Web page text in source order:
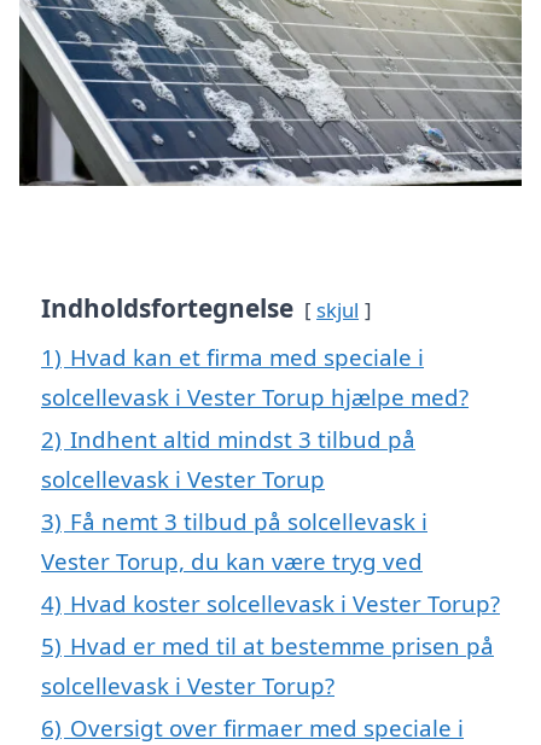
Indholdsfortegnelse skjul
1) Hvad kan et firma med speciale i
solcellevask i Vester Torup hjælpe med?
2) Indhent altid mindst 3 tilbud på
solcellevask i Vester Torup
3) Få nemt 3 tilbud på solcellevask i
Vester Torup, du kan være tryg ved
4) Hvad koster solcellevask i Vester Torup?
5) Hvad er med til at bestemme prisen på
solcellevask i Vester Torup?
6) Oversigt over firmaer med speciale i